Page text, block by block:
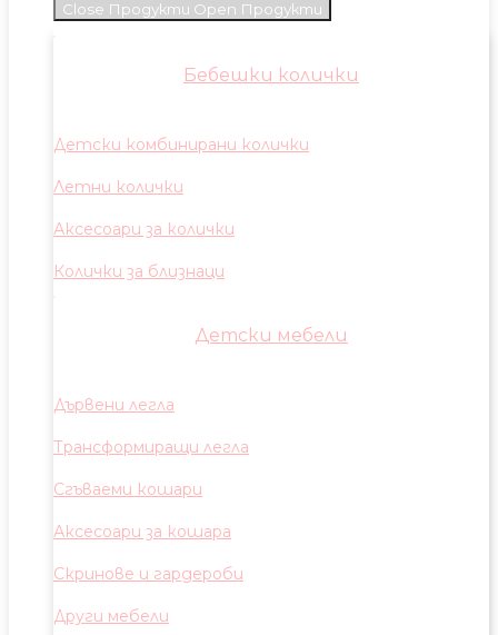
Close Продукти Open Продукти
Бебешки колички
Детски комбинирани колички
Летни колички
Аксесоари за колички
Колички за близнаци
Детски мебели
Дървени легла
Трансформиращи легла
Сгъваеми кошари
Аксесоари за кошара
Скринове и гардероби
Други мебели